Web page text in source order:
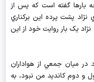
بارها گفته است که پس از
پشت پرده اين برکناري
يک بار روايت خود از اين
ميان جمعي از هواداران
و دوم کانديد من نبود، به